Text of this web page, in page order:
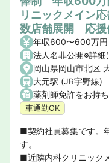
リニックメイン
数店舗展開 応
年収600〜600万円
法人名非公開※詳細
岡山県岡山市北区
大元駅 (JR宇野線)
薬剤師免許をお持
車通勤OK
■契約社員募集です。
す。
■近隣内科クリニック